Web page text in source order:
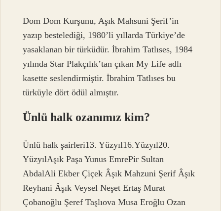
Dom Dom Kurşunu, Aşık Mahsuni Şerif’in
yazıp bestelediği, 1980’li yıllarda Türkiye’de
yasaklanan bir türküdür. İbrahim Tatlıses, 1984
yılında Star Plakçılık’tan çıkan My Life adlı
kasette seslendirmiştir. İbrahim Tatlıses bu
türküyle dört ödül almıştır.
Ünlü halk ozanımız kim?
Ünlü halk şairleri13. Yüzyıl16.Yüzyıl20.
YüzyılAşık Paşa Yunus EmrePir Sultan
AbdalAli Ekber Çiçek Âşık Mahzuni Şerif Âşık
Reyhani Âşık Veysel Neşet Ertaş Murat
Çobanoğlu Şeref Taşlıova Musa Eroğlu Ozan